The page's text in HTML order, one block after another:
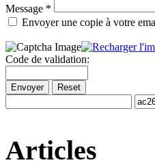
Message *
Envoyer une copie à votre
Code de validation:
Envoyer Reset
Articles